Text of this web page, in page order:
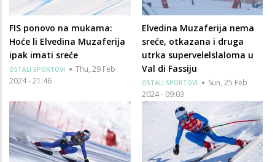
FIS ponovo na mukama:
Hoće li Elvedina Muzaferija
ipak imati sreće
OSTALI SPORTOVI
Thu, 29 Feb
2024 - 21:46
Elvedina Muzaferija nema
sreće, otkazana i druga
utrka supervelelslaloma u
Val di Fassiju
OSTALI SPORTOVI
Sun, 25 Feb
2024 - 09:03